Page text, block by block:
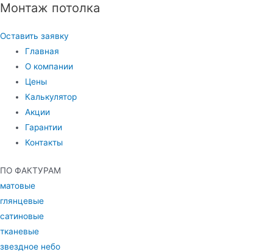
Монтаж потолка
Оставить заявку
Главная
О компании
Цены
Калькулятор
Акции
Гарантии
Контакты
ПО ФАКТУРАМ
матовые
глянцевые
сатиновые
тканевые
звездное небо